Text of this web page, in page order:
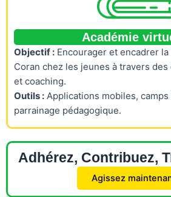
Académie
Objectif : Encourager et encadrer
Coran chez les jeunes à travers
et coaching.
Outils : Applications mobiles,
parrainage pédagogique.
Adhérez, Contribuez,
Agissez